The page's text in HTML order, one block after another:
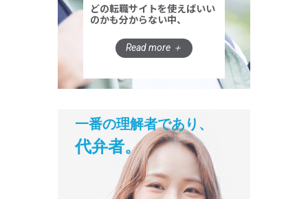
どの転職サイトを使えばいい
のかも分からない中、
一番の理解者であり、
代弁者。